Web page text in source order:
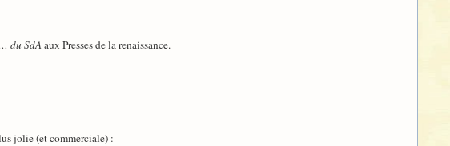
du SdAaux Presses de la renaissance.
jolie (et commerciale) :